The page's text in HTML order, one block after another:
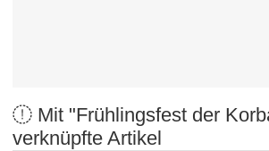
Mit "Frühlingsfest der
verknüpfte Artikel